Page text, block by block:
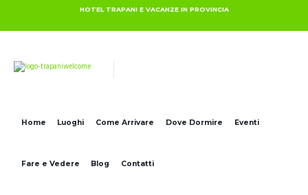
HOTEL TRAPANI E VACANZE IN PROVINCIA
Home Luoghi Come Arrivare Dove Dormire Eventi
Fare e Vedere Blog Contatti